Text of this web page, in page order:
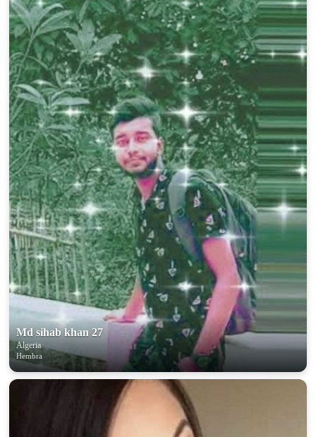
Md sihab khan 27
Algeria
Hembra